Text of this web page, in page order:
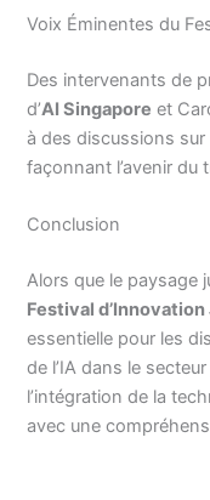
Voix Éminentes du
Des intervenants de
d’AI Singapore et
à des discussions
façonnant l’avenir du
Conclusion
Alors que le paysage
Festival
essentielle pour les
de l’IA dans le
l’intégration de la
avec une